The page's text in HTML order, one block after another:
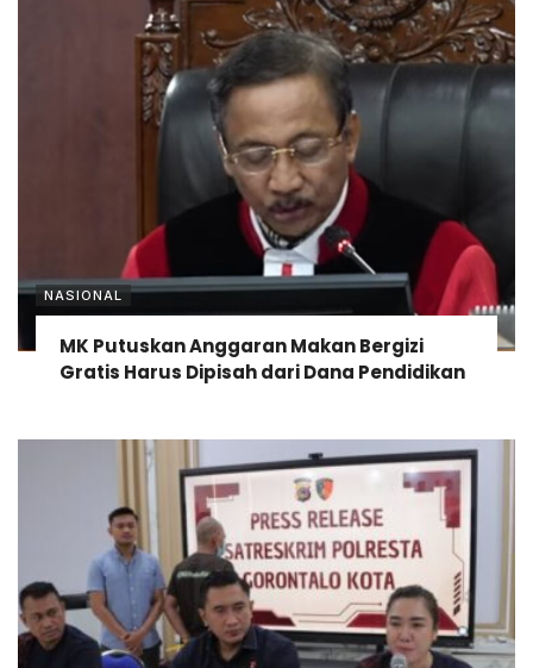
NASIONAL
MK Putuskan Anggaran Makan Bergizi
Gratis Harus Dipisah dari Dana Pendidikan